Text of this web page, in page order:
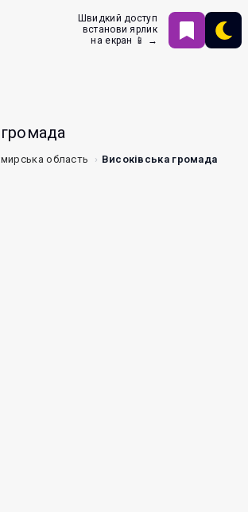
Швидкий доступ
встанови ярлик
на екран 📱 →
область Високівська громада